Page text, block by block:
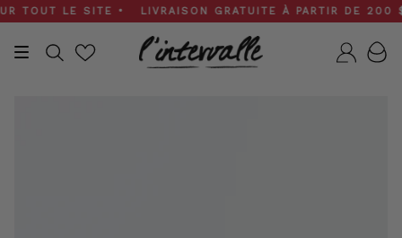
Skip
to
content
LE SITE • LIVRAISON GRATUITE À PARTIR DE 200 $
Recherche